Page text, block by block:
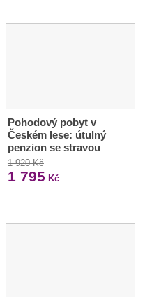
Pohodový pobyt v
Českém lese: útulný
penzion se stravou
1 920 Kč
1 795 Kč